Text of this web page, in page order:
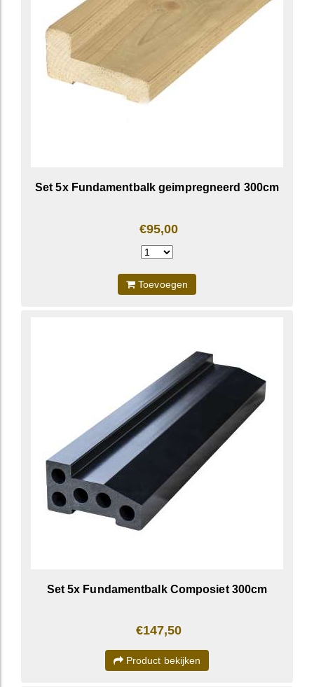
Set 5x Fundamentbalk geimpregneerd 300cm
€95,00
Toevoegen
Set 5x Fundamentbalk Composiet 300cm
€147,50
Product bekijken